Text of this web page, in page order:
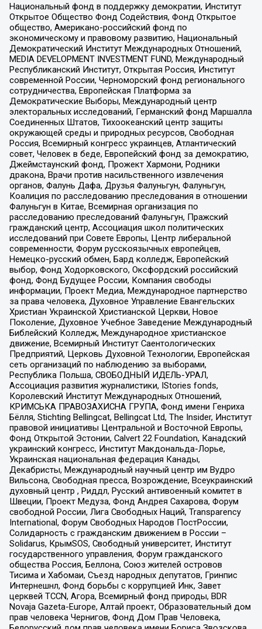
Национальный фонд в поддержку демократии, Институт
Открытое Общество Фонд Содействия, Фонд Открытое
общество, Американо-российский фонд по
экономическому и правовому развитию, Национальный
Демократический Институт Международных Отношений,
MEDIA DEVELOPMENT INVESTMENT FUND, Международный
Республиканский Институт, Открытая Россия, Институт
современной России, Черноморский фонд регионального
сотрудничества, Европейская Платформа за
Демократические Выборы, Международный центр
электоральных исследований, Германский фонд Маршалла
Соединенных Штатов, Тихоокеанский центр защиты
окружающей среды и природных ресурсов, Свободная
Россия, Всемирный конгресс украинцев, Атлантический
совет, Человек в беде, Европейский фонд за демократию,
Джеймстаунский фонд, Прожект Хармони, Родники
дракона, Врачи против насильственного извлечения
органов, Фалунь Дафа, Друзья Фалуньгун, Фалуньгун,
Коалиция по расследованию преследования в отношении
Фалуньгун в Китае, Всемирная организация по
расследованию преследований Фалуньгун, Пражский
гражданский центр, Ассоциация школ политических
исследований при Совете Европы, Центр либеральной
современности, Форум русскоязычных европейцев,
Немецко-русский обмен, Бард колледж, Европейский
выбор, Фонд Ходорковского, Оксфордский российский
фонд, Фонд Будущее России, Компания свободы
информации, Проект Медиа, Международное партнерство
за права человека, Духовное Управление Евангельских
Христиан Украинской Христианской Церкви, Новое
Поколение, Духовное Учебное Заведение Международный
Библейский Колледж, Международное христианское
движение, Всемирный Институт Саентологических
Предприятий, Церковь Духовной Технологии, Европейская
сеть организаций по наблюдению за выборами,
Республика Польша, СВОБОДНЫЙ ИДЕЛЬ-УРАЛ,
Ассоциация развития журналистики, IStories fonds,
Королевский Институт Международных Отношений,
КРИМСЬКА ПРАВОЗАХИСНА ГРУПА, Фонд имени Генриха
Бёлля, Stichting Bellingcat, Bellingcat Ltd, The Insider, Институт
правовой инициативы Центральной и Восточной Европы,
Фонд Открытой Эстонии, Calvert 22 Foundation, Канадский
украинский конгресс, Институт Макдональда-Лорье,
Украинская национальная федерация Канады,
Декабристы, Международный научный центр им Вудро
Вильсона, Свободная пресса, Возрождение, Всеукраинский
духовный центр , Риддл, Русский антивоенный комитет в
Швеции, Проект Медуза, Фонд Андрея Сахарова, Форум
свободной России, Лига Свободных Наций, Transparеncy
International, Форум Свободных Народов ПостРоссии,
Солидарность с гражданским движением в России –
Solidarus, КрымSOS, Свободный университет, Институт
государственного управления, Форум гражданского
общества Россия, Беллона, Союз жителей островов
Тисима и Хабомаи, Съезд народных депутатов, Гринпис
Интернешнл, Фонд борьбы с коррупцией Инк, Завет
церквей TCCN, Агора, Всемирный фонд природы, BDR
Novaja Gazeta-Europe, Алтай проект, Образовательный дом
прав человека Чернигов, Фонд Дом Прав Человека,